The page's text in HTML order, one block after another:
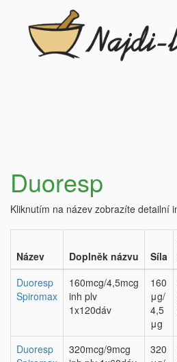
Duoresp
Kliknutím na název zobrazíte detailní
Název Doplněk názvu Síla
Duoresp
Spiromax
160mcg/4,5mcg
inh plv
1x120dáv
160
μg/
4,5
μg
Duoresp
320mcg/9mcg
320